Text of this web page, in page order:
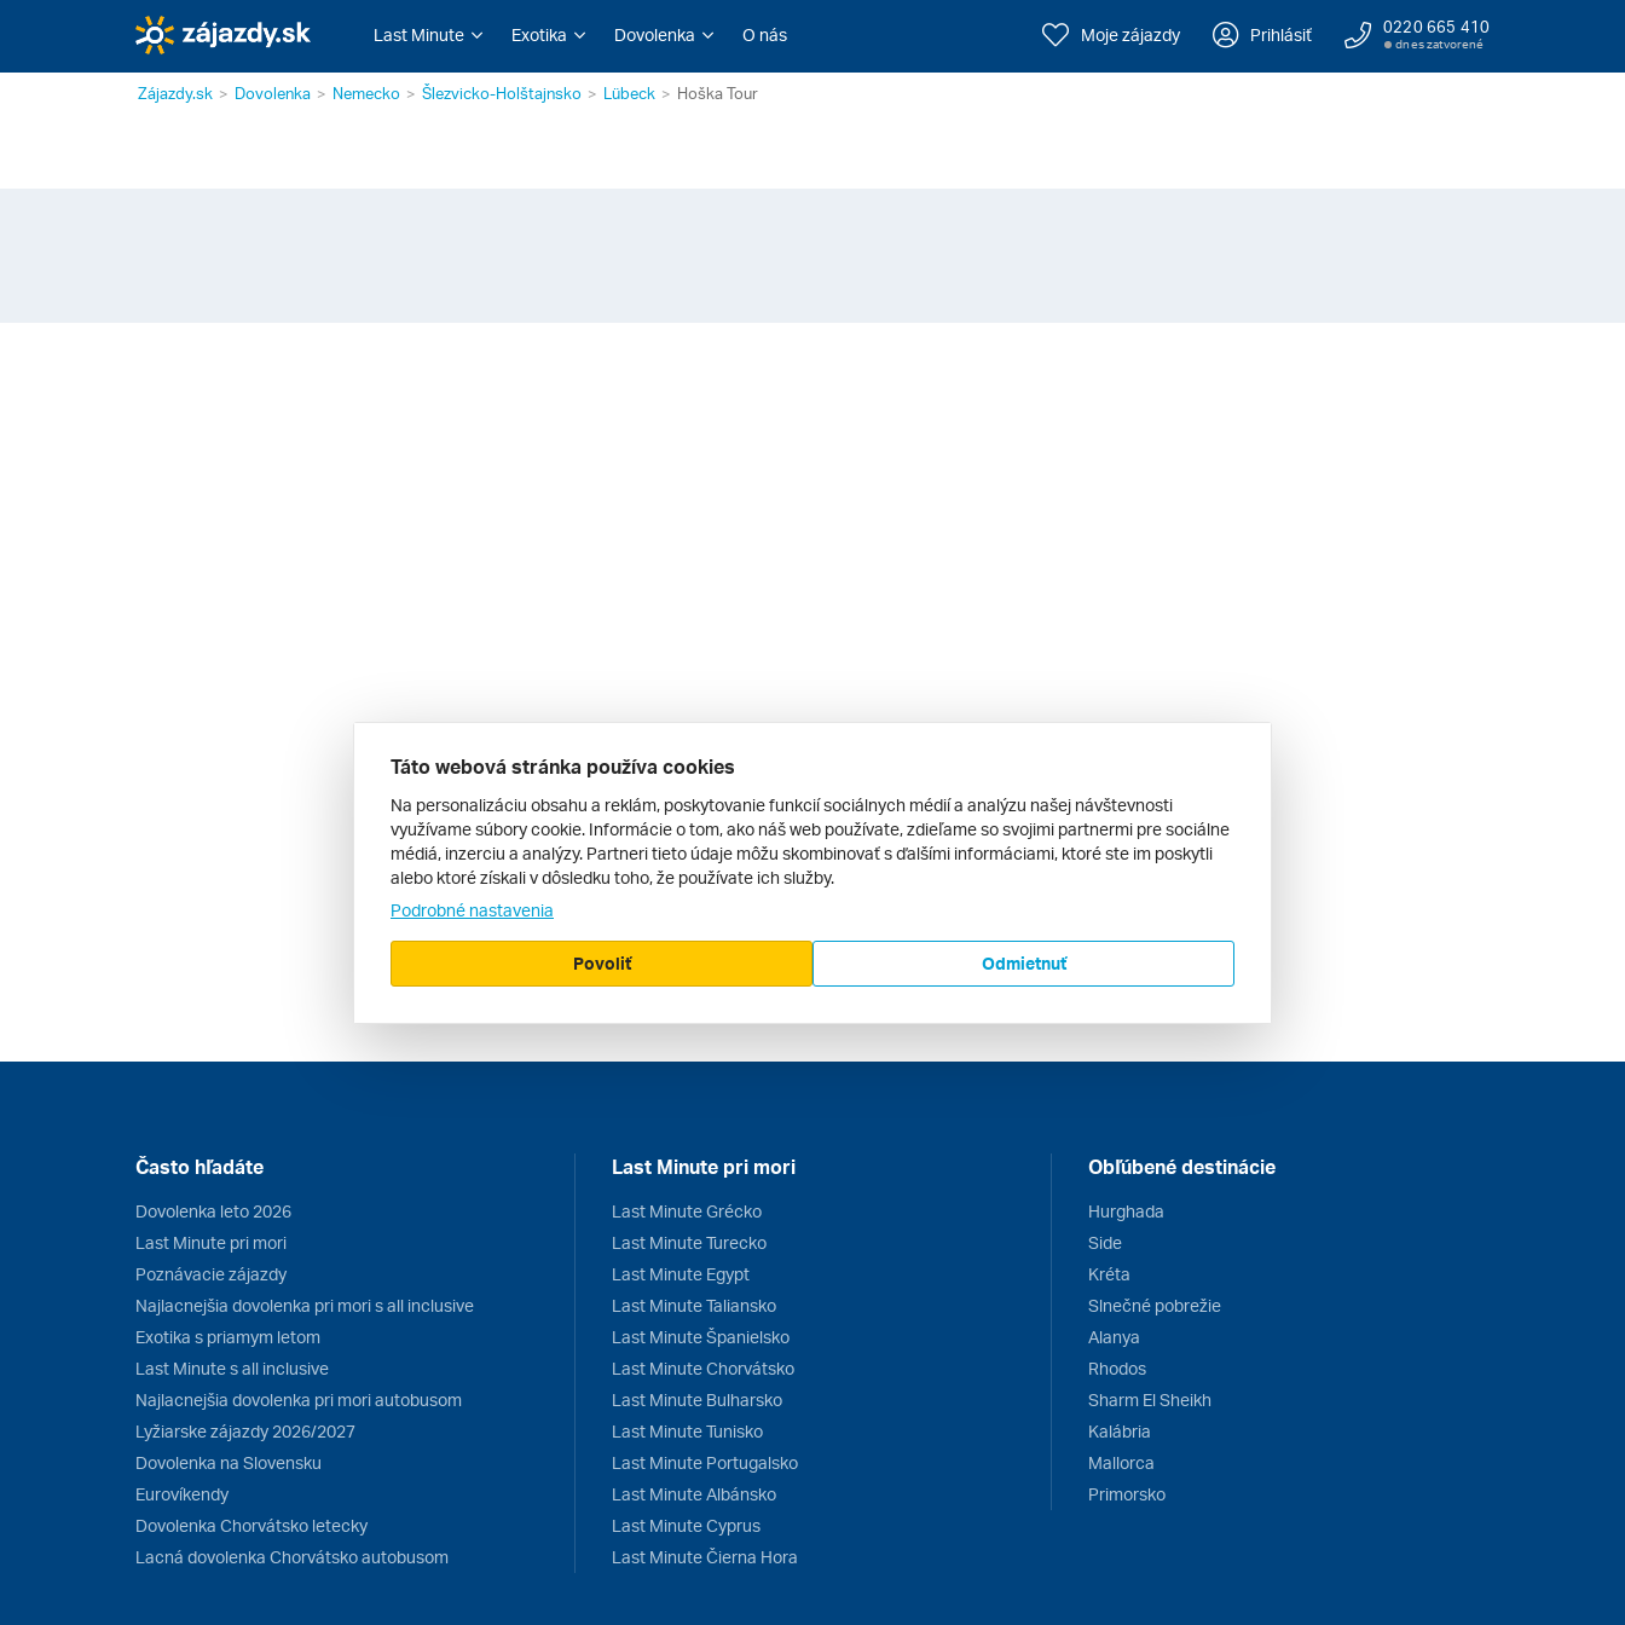
Last Minute Exotika Dovolenka O nás Moje zájazdy Prihlásiť 0220 665 410
dnes zatvorené
Zájazdy.sk Dovolenka Nemecko Šlezvicko-Holštajnsko Lübeck Hoška Tour
Často hľadáte
Dovolenka leto 2026
Last Minute pri mori
Poznávacie zájazdy
Najlacnejšia dovolenka pri mori s all inclusive
Exotika s priamym letom
Last Minute s all inclusive
Najlacnejšia dovolenka pri mori autobusom
Lyžiarske zájazdy 2026/2027
Dovolenka na Slovensku
Eurovíkendy
Dovolenka Chorvátsko letecky
Lacná dovolenka Chorvátsko autobusom
Last Minute pri mori
Last Minute Grécko
Last Minute Turecko
Last Minute Egypt
Last Minute Taliansko
Last Minute Španielsko
Last Minute Chorvátsko
Last Minute Bulharsko
Last Minute Tunisko
Last Minute Portugalsko
Last Minute Albánsko
Last Minute Cyprus
Last Minute Čierna Hora
Obľúbené destinácie
Hurghada
Side
Kréta
Slnečné pobrežie
Alanya
Rhodos
Sharm El Sheikh
Kalábria
Mallorca
Primorsko
Táto webová stránka používa cookies
Na personalizáciu obsahu a reklám, poskytovanie funkcií sociálnych médií a analýzu našej návštevnosti
využívame súbory cookie. Informácie o tom, ako náš web používate, zdieľame so svojimi partnermi pre sociálne
médiá, inzerciu a analýzy. Partneri tieto údaje môžu skombinovať s ďalšími informáciami, ktoré ste im poskytli
alebo ktoré získali v dôsledku toho, že používate ich služby.
Podrobné nastavenia
Odmietnuť
Povoliť